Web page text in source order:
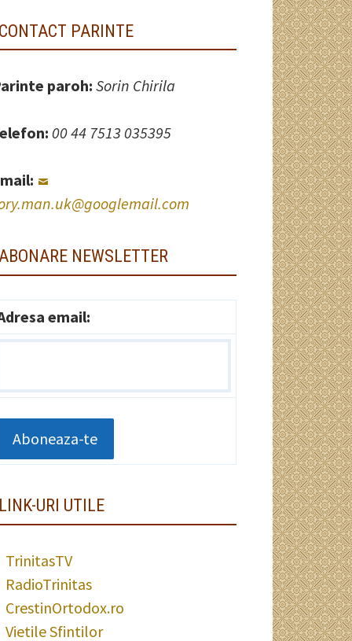
CONTACT PARINTE
paroh:Sorin Chirila
00 44 7513 035395
ABONARE NEWSLETTER
email:
LINK-URI UTILE
TrinitasTV
RadioTrinitas
CrestinOrtodox.ro
Vietile Sfintilor